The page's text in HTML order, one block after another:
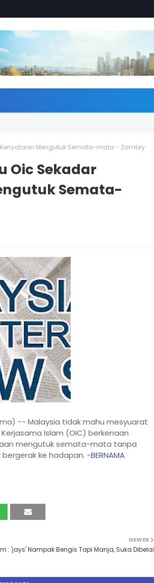
Mengutuk Semata-mata - Zambry
Oic Sekadar
Semata-
-- Malaysia tidak mahu mesyuarat
Islam (OIC) berkenaan
mengutuk semata-mata tanpa
ke hadapan. -BERNAMA
NEWER
: 'jays' Nampak Bengis Tapi Manja, Suka Dibelai